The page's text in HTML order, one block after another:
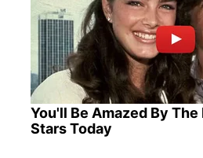
You'll Be Amazed By The
Stars Today